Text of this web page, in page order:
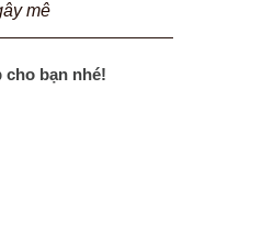
mê
bạn nhé!